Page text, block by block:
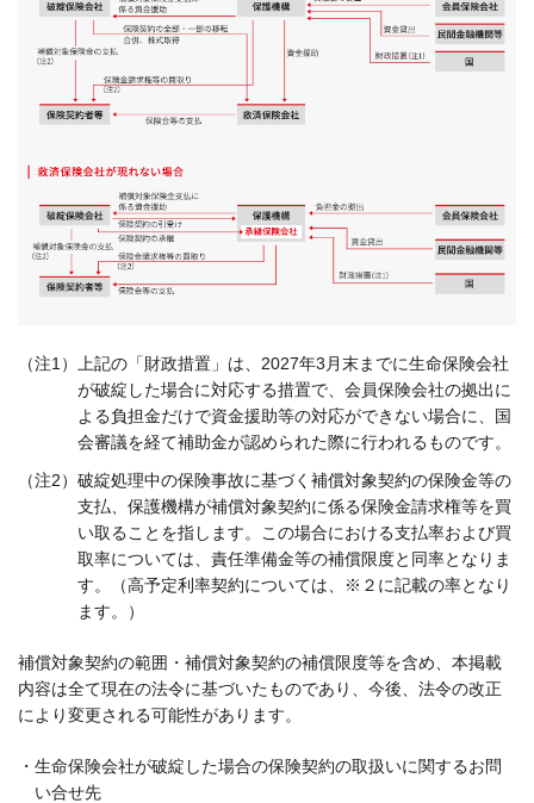
（注1）
上記の「財政措置」は、2027年3月末までに生命保険会社
が破綻した場合に対応する措置で、会員保険会社の拠出に
よる負担金だけで資金援助等の対応ができない場合に、国
会審議を経て補助金が認められた際に行われるものです。
（注2） 破綻処理中の保険事故に基づく補償対象契約の保険金等の
支払、保護機構が補償対象契約に係る保険金請求権等を買
い取ることを指します。この場合における支払率および買
取率については、責任準備金等の補償限度と同率となりま
す。（高予定利率契約については、※２に記載の率となり
ます。）
補償対象契約の範囲・補償対象契約の補償限度等を含め、本掲載
内容は全て現在の法令に基づいたものであり、今後、法令の改正
により変更される可能性があります。
・生命保険会社が破綻した場合の保険契約の取扱いに関するお問
い合せ先